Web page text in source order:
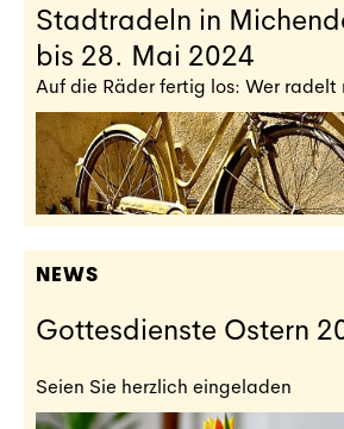
Stadtradeln in
bis 28. Mai 2024
Auf die Räder fertig los: Wer radelt
NEWS
Gottesdienste Ostern
Seien Sie herzlich eingeladen